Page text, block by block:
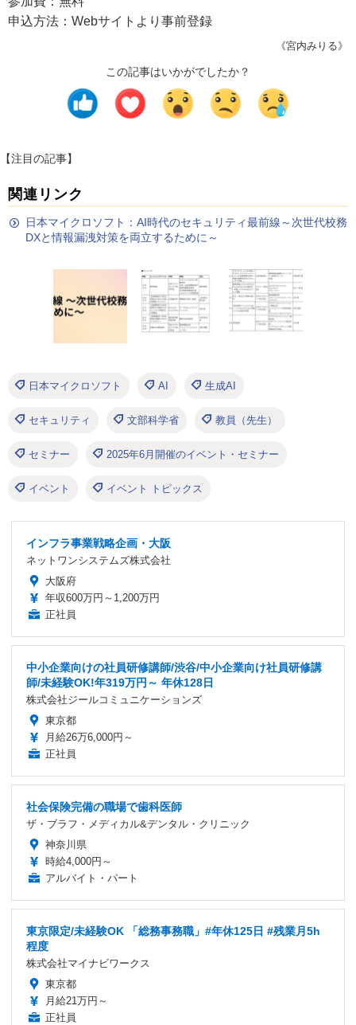
申込方法：Webサイトより事前登録
《宮内みりる》
この記事はいかがでしたか？
【注目の記事】
関連リンク
日本マイクロソフト：AI時代のセキュリティ最前線～次世代校務
DXと情報漏洩対策を両立するために～
日本マイクロソフト AI 生成AI
セキュリティ 文部科学省 教員（先生）
セミナー 2025年6月開催のイベント・セミナー
イベント イベント トピックス
インフラ事業戦略企画・大阪
ネットワンシステムズ株式会社
大阪府
年収600万円～1,200万円
正社員
中小企業向けの社員研修講師/渋谷/中小企業向け社員研修講
師/未経験OK!年319万円～ 年休128日
株式会社ジールコミュニケーションズ
東京都
月給26万6,000円～
正社員
社会保険完備の職場で歯科医師
ザ・ブラフ・メディカル&デンタル・クリニック
神奈川県
時給4,000円～
アルバイト・パート
東京限定/未経験OK 「総務事務職」#年休125日 #残業月5h
程度
株式会社マイナビワークス
東京都
月給21万円～
正社員